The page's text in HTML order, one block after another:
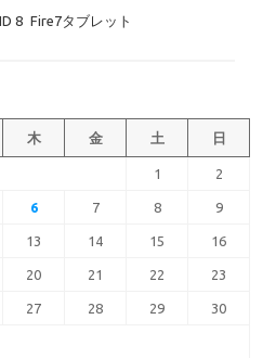
8 Fire7タブレット
木 金 土 日
1 2
6 7 8 9
13 14 15 16
20 21 22 23
27 28 29 30